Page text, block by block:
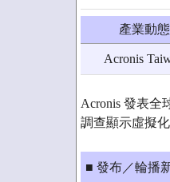
產業動態
Acronis
Acronis 發表全
調查顯示虛擬
■ 發布／輪播